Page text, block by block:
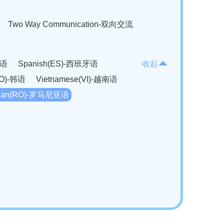
Two Way Communication-双向交流
Spanish(ES)-西班牙语
韩语
Vietnamese(VI)-越南语
罗马尼亚语
收起